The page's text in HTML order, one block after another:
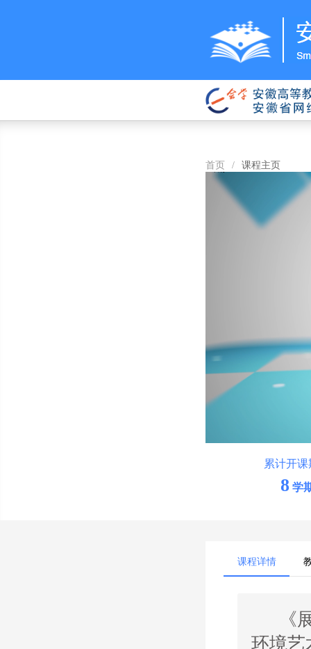
首页 / 课程主页
累计开课
8 学
课程详情
《
环境艺